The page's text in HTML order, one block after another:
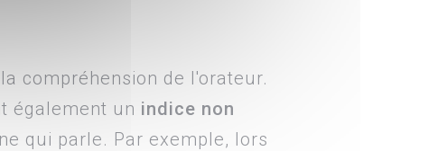
compréhension de l'orateur.
également un indice non
qui parle. Par exemple, lors